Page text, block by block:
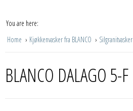
You are here:
Home
Kjøkkenvasker fra BLANCO Silgranitvasker
BLANCO DALAGO 5-F